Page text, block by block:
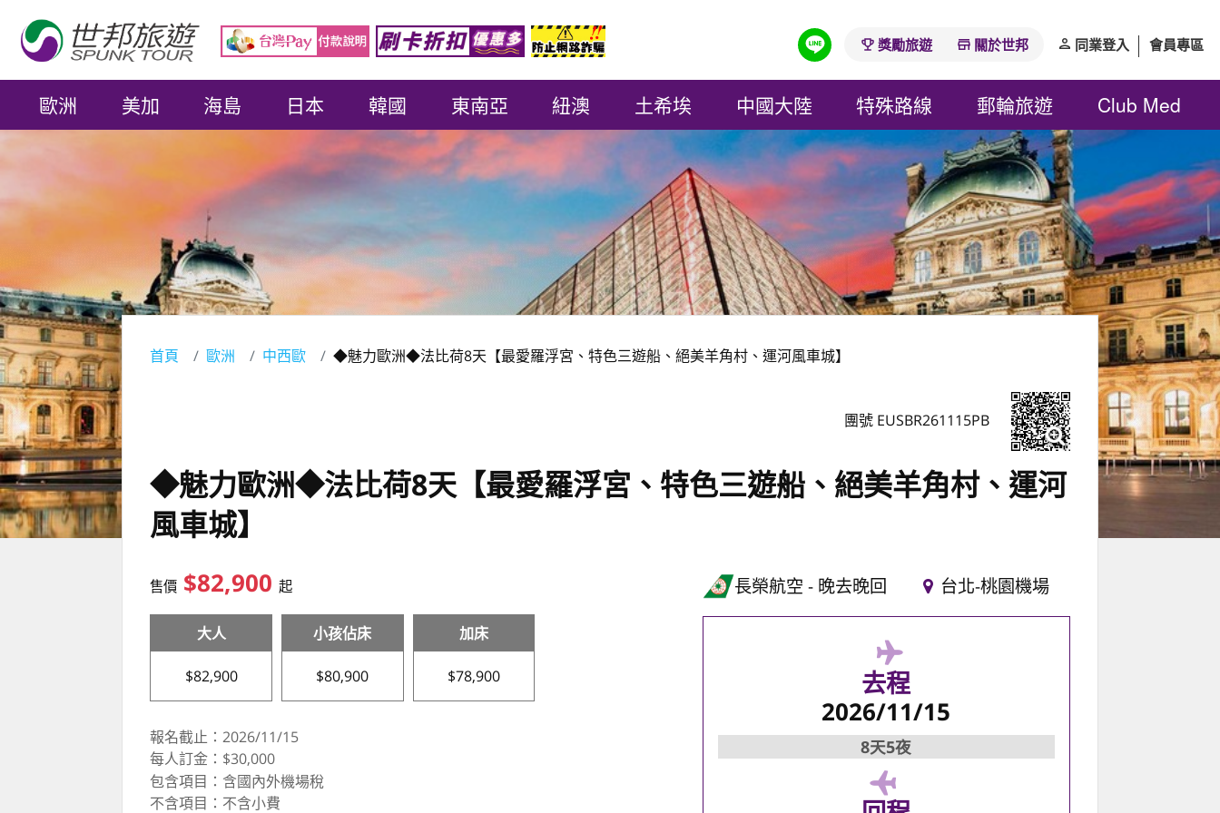
獎勵旅遊 關於世邦 同業登入 會員專區
歐洲 美加 海島 日本 韓國 東南亞 紐澳 土希埃 中國大陸 特殊路線 郵輪旅遊 Club Med
首頁 歐洲 中西歐 ◆魅力歐洲◆法比荷8天【最愛羅浮宮、特色三遊船、絕美羊角村、運河風車城】
團號 EUSBR261115PB
◆魅力歐洲◆法比荷8天【最愛羅浮宮、特色三遊船、絕美羊角村、運河
風車城】
售價 $82,900起
大人
$82,900
小孩佔床
$80,900
加床
$78,900
報名截止：2026/11/15
每人訂金：$30,000
包含項目：含國內外機場稅
不含項目：不含小費
長榮航空 晚去晚回 台北-桃園機場
去程
2026/11/15
8天5夜